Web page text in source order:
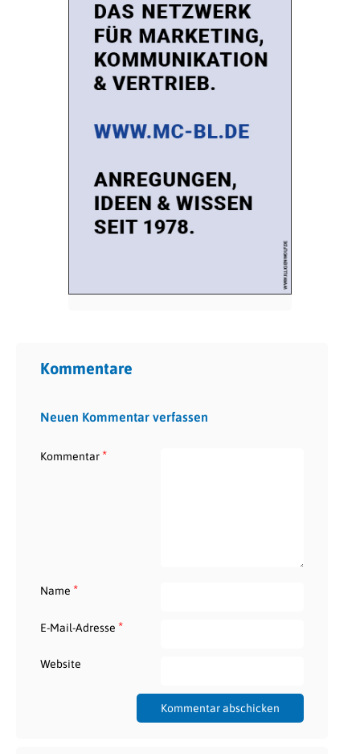
Kommentare
Neuen Kommentar verfassen
Kommentar*
Name *
E-Mail-Adresse *
Website